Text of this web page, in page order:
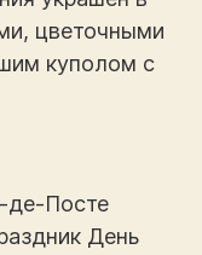
цветочными
куполом с
де-Посте
День